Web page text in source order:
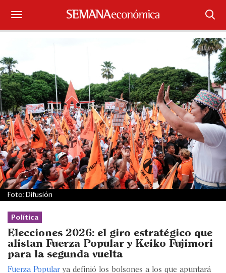
Portada
¿Qué está pasando?
Sectores y Empresas
Management
Economía y Finanzas
Legal y Política
Eventos
Blogs
Política
Elecciones 2026: el giro estratégico que
alistan Fuerza Popular y Keiko Fujimori
para la segunda vuelta
Fuerza Popular ya definió los bolsones a los que apuntará
Foto: Difusión